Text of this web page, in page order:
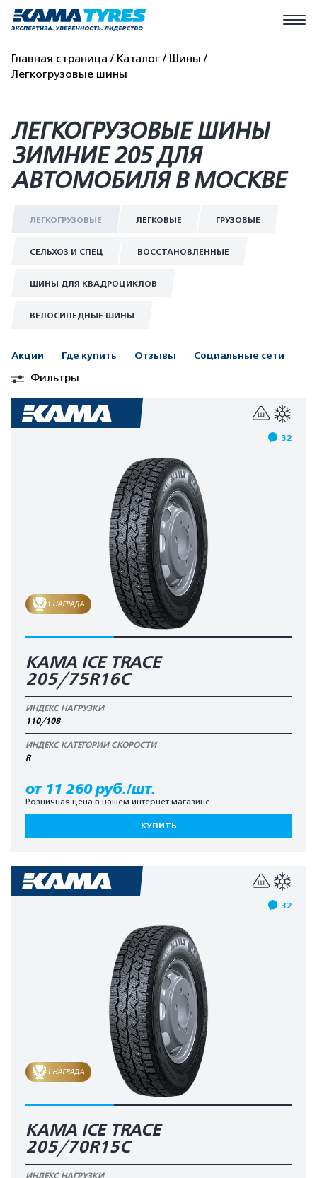
Главная страница Каталог
Шины
Легкогрузовые шины
ЛЕГКОГРУЗОВЫЕ ШИНЫ
ЗИМНИЕ 205 ДЛЯ
АВТОМОБИЛЯ В МОСКВЕ
ЛЕГКОГРУЗОВЫЕ ЛЕГКОВЫЕ ГРУЗОВЫЕ
СЕЛЬХОЗ И СПЕЦ ВОССТАНОВЛЕННЫЕ
ШИНЫ ДЛЯ КВАДРОЦИКЛОВ
ВЕЛОСИПЕДНЫЕ ШИНЫ
Акции Где купить Отзывы Социальные сети
Фильтры
32
1 НАГРАДА
КАМА ICE TRACE
205/75R16C
ИНДЕКС НАГРУЗКИ
110/108
ИНДЕКС КАТЕГОРИИ СКОРОСТИ
R
от 11 260 руб./шт.
Розничная цена в нашем интернет-магазине
КУПИТЬ
32
1 НАГРАДА
КАМА ICE TRACE
205/70R15C
ИНДЕКС НАГРУЗКИ